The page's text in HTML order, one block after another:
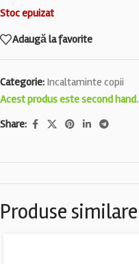
Stoc epuizat
Adaugă la favorite
Categorie: Incaltaminte copii
Acest produs este second hand.
Share:
Produse similare